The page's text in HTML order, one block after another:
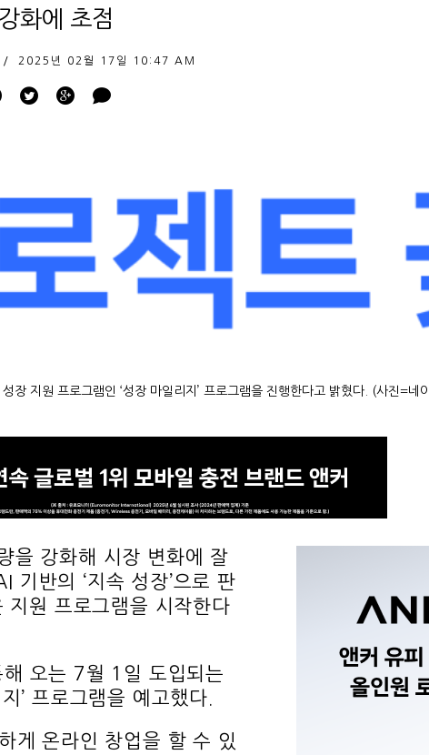
강화에 초점
2025년 02월 17일 10:47 AM
장 지원 프로그램인 ‘성장 마일리지’ 프로그램을 진행한다고 밝혔다. (사진=네
을 강화해 시장 변화에 잘
기반의 ‘지속 성장’으로 판
지원 프로그램을 시작한다
오는 7월 1일 도입되는
’ 프로그램을 예고했다.
게 온라인 창업을 할 수 있